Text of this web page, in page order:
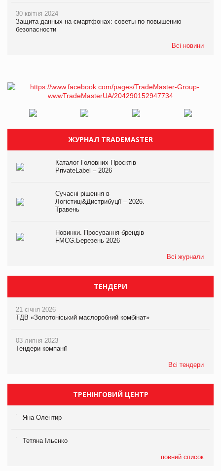
30 квітня 2024
Защита данных на смартфонах: советы по повышению
безопасности
Всі новини
ЖУРНАЛ TRADEMASTER
Каталог Головних Проєктів
PrivateLabel – 2026
Сучасні рішення в
Логістиці&Дистрибуції – 2026.
Травень
Новинки. Просування брендів
FMCG.Березень 2026
Всі журнали
ТЕНДЕРИ
21 січня 2026
ТДВ «Золотоніський маслоробний комбінат»
03 липня 2023
Тендери компанії
Всі тендери
ТРЕНІНГОВИЙ ЦЕНТР
Яна Олентир
Тетяна Ільєнко
повний список